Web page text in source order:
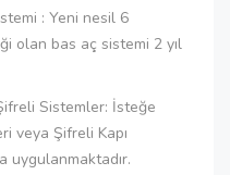
: Yeni nesil 6
olan bas aç sistemi 2 yıl
Sistemler: İsteğe
veya Şifreli Kapı
uygulanmaktadır.